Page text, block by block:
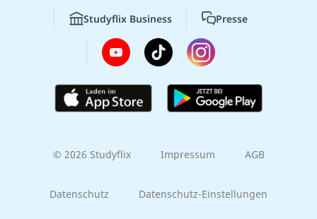
Studyflix Business Presse
© 2026 Studyflix Impressum AGB
Datenschutz Datenschutz-Einstellungen